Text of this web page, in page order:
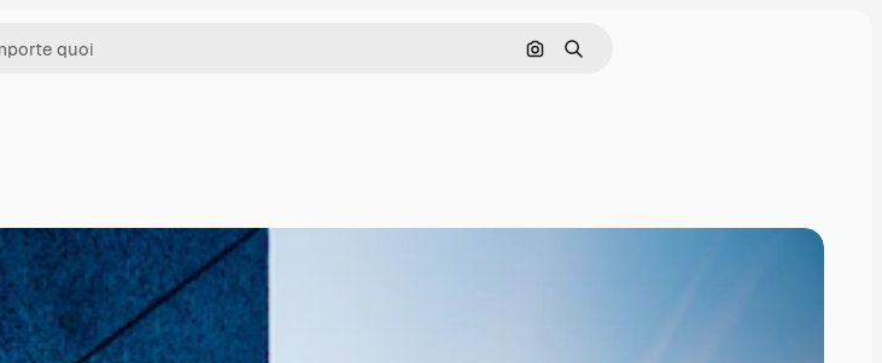
Rechercher par image
Rechercher